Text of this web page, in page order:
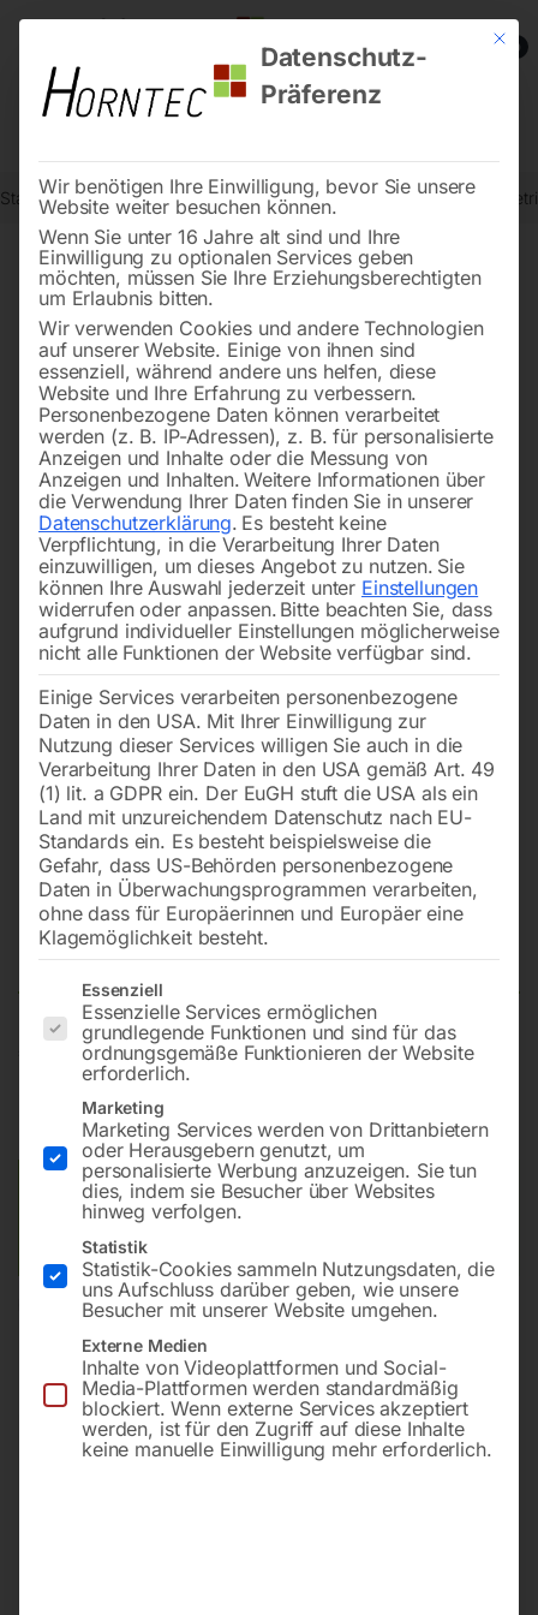
0
Start Metallbearbeitung Getriebe-Bohrmaschinen STRANDS
STRANDS Getriebe-
Tischbohrmaschine S 25 B
4.560,00
inkl. MwSt. Kostenloser Versand
Lieferzeit:ca. 2 - 3 Tage
Versandkosten Standard (Österreich):€0,00
Bitte beachten Sie: Die Versandkosten gelten für Österreich.
Andere Länder können abweichen.
In den Warenkorb
Sie haben Fragen zu diesem
Artikel?
Mit
Datenschutz-
Präferenz
Wir benötigen Ihre Einwilligung, bevor Sie unsere
Website weiter besuchen können.
Wenn Sie unter 16 Jahre alt sind und Ihre
Einwilligung zu optionalen Services geben
möchten, müssen Sie Ihre Erziehungsberechtigten
um Erlaubnis bitten.
Wir verwenden Cookies und andere Technologien
auf unserer Website. Einige von ihnen sind
essenziell, während andere uns helfen, diese
Website und Ihre Erfahrung zu verbessern.
Personenbezogene Daten können verarbeitet
werden (z. B. IP-Adressen), z. B. für personalisierte
Anzeigen und Inhalte oder die Messung von
Anzeigen und Inhalten. Weitere Informationen über
die Verwendung Ihrer Daten finden Sie in unserer
Datenschutzerklärung. Es besteht keine
Verpflichtung, in die Verarbeitung Ihrer Daten
einzuwilligen, um dieses Angebot zu nutzen. Sie
können Ihre Auswahl jederzeit unter Einstellungen
widerrufen oder anpassen. Bitte beachten Sie, dass
aufgrund individueller Einstellungen möglicherweise
nicht alle Funktionen der Website verfügbar sind.
Einige Services verarbeiten personenbezogene
Daten in den USA. Mit Ihrer Einwilligung zur
Nutzung dieser Services willigen Sie auch in die
Verarbeitung Ihrer Daten in den USA gemäß Art. 49
(1) lit. a GDPR ein. Der EuGH stuft die USA als ein
Land mit unzureichendem Datenschutz nach EU-
Standards ein. Es besteht beispielsweise die
Gefahr, dass US-Behörden personenbezogene
Daten in Überwachungsprogrammen verarbeiten,
ohne dass für Europäerinnen und Europäer eine
Klagemöglichkeit besteht.
Es folgt eine Liste der Service-Gruppen, für die eine
Essenziell
Essenzielle Services ermöglichen
grundlegende Funktionen und sind für das
ordnungsgemäße Funktionieren der Website
erforderlich.
Marketing
Marketing Services werden von Drittanbietern
oder Herausgebern genutzt, um
personalisierte Werbung anzuzeigen. Sie tun
dies, indem sie Besucher über Websites
hinweg verfolgen.
Statistik
Statistik-Cookies sammeln Nutzungsdaten, die
uns Aufschluss darüber geben, wie unsere
Besucher mit unserer Website umgehen.
Externe Medien
Inhalte von Videoplattformen und Social-
Media-Plattformen werden standardmäßig
blockiert. Wenn externe Services akzeptiert
werden, ist für den Zugriff auf diese Inhalte
keine manuelle Einwilligung mehr erforderlich.